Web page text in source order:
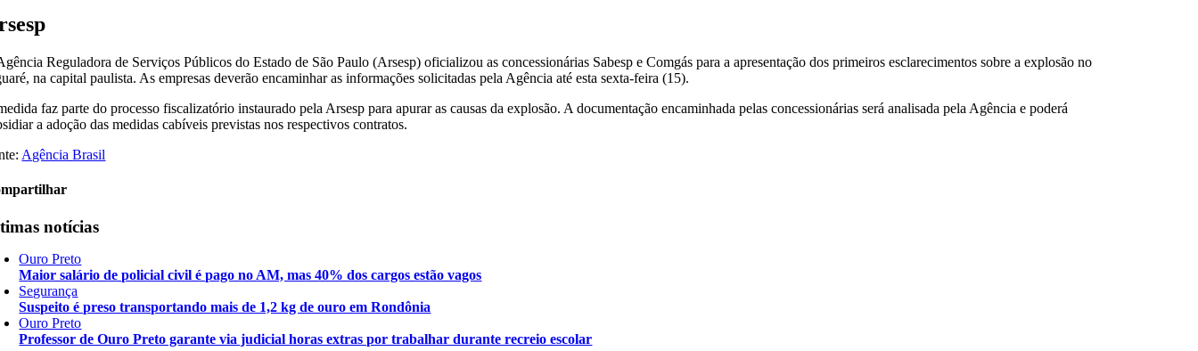
Reguladora de Serviços Públicos do Estado de São Paulo (Arsesp) oficializou as concessionárias Sabesp e Comgás para a apresentação dos primeiros esclarecimentos sobre a explosão no
na capital paulista. As empresas deverão encaminhar as informações solicitadas pela Agência até esta sexta-feira (15).
faz parte do processo fiscalizatório instaurado pela Arsesp para apurar as causas da explosão. A documentação encaminhada pelas concessionárias será analisada pela Agência e poderá
a adoção das medidas cabíveis previstas nos respectivos contratos.
Agência Brasil
notícias
Ouro Preto
Maior salário de policial civil é pago no AM, mas 40% dos cargos estão vagos
Segurança
Suspeito é preso transportando mais de 1,2 kg de ouro em Rondônia
Ouro Preto
Professor de Ouro Preto garante via judicial horas extras por trabalhar durante recreio escolar